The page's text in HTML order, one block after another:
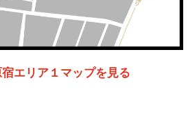
エリア１マップを見る